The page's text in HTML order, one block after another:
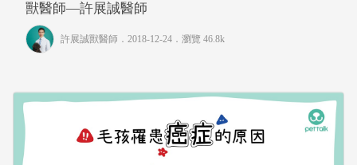
獸醫師—許展誠醫師
許展誠獸醫師 ．2018-12-24． 瀏覽 46.8k